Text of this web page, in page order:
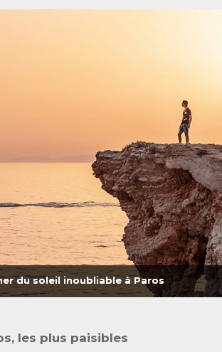
du soleil inoubliable à Paros
les plus paisibles